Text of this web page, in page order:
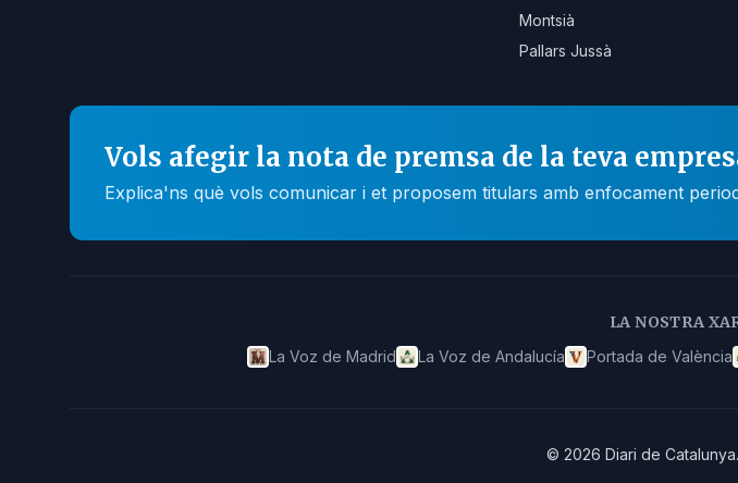
Montsià
Pallars Jussà
Vols afegir la nota de premsa de la teva
Explica'ns què vols comunicar i et proposem titulars amb enfocament
LA NOSTRA
La Voz de Madrid La Voz de Andalucía Portada de València
© 2026 Diari de Catalunya.